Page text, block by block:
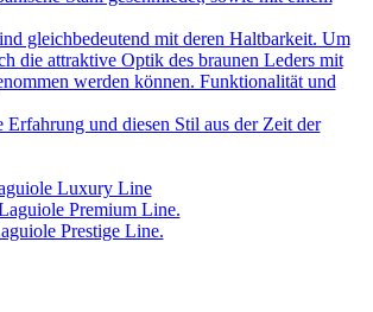
gleichbedeutend mit deren Haltbarkeit. Um
die attraktive Optik des braunen Leders mit
werden können. Funktionalität und
und diesen Stil aus der Zeit der
Luxury Line
Premium Line.
Prestige Line.